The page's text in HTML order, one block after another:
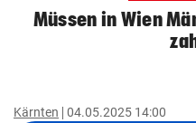
Müssen in Wien
Kärnten 04.05.2025 14:00